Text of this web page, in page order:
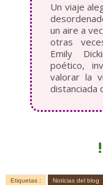
Un viaje
un aire a
otras
Emily
poético,
valorar la
distanciada
!
Etiquetas : Noticias del blog